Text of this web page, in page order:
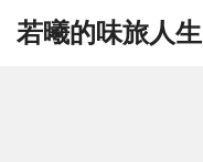
若曦的味旅人生